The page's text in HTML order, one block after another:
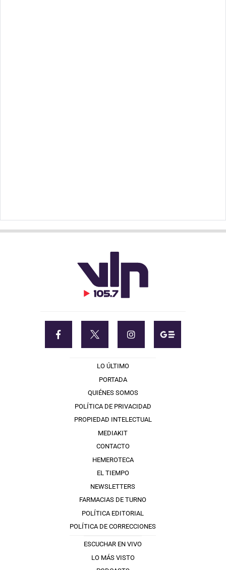
LO ÚLTIMO
PORTADA
QUIÉNES SOMOS
POLÍTICA DE PRIVACIDAD
PROPIEDAD INTELECTUAL
MEDIAKIT
CONTACTO
HEMEROTECA
EL TIEMPO
NEWSLETTERS
FARMACIAS DE TURNO
POLÍTICA EDITORIAL
POLÍTICA DE CORRECCIONES
ESCUCHAR EN VIVO
LO MÁS VISTO